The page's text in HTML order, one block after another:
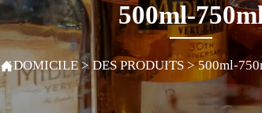
500ml-
DOMICILE>DES PRODUITS >500ml-